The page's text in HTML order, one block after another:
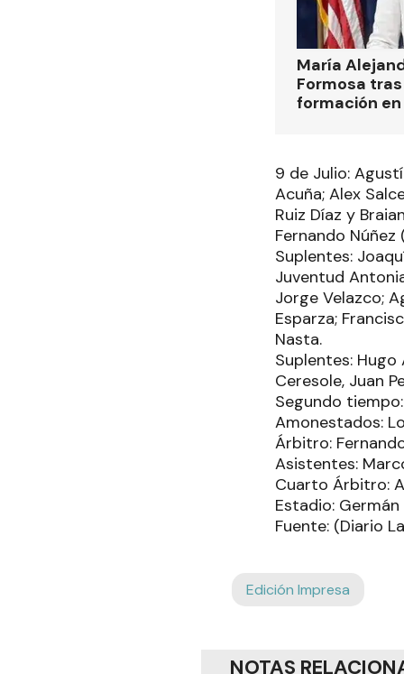
María
Formosa
formación
9 de Julio:
Acuña; Alex
Ruiz Díaz y
Fernando Núñez
Suplentes:
Juventud
Jorge Velazco;
Esparza;
Nasta.
Suplentes:
Ceresole, Juan
Segundo
Amonestados:
Árbitro:
Asistentes:
Cuarto Árbitro:
Estadio:
Fuente: (Diario
Edición Impresa
NOTAS